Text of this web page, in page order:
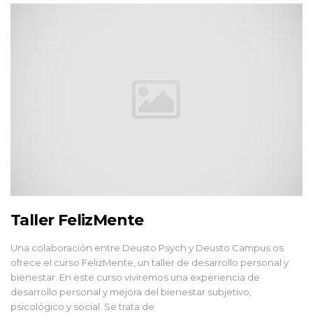
Taller FelizMente
Una colaboración entre Deusto Psych y Deusto Campus os
ofrece el curso FelizMente, un taller de desarrollo personal y
bienestar. En este curso viviremos una experiencia de
desarrollo personal y mejora del bienestar subjetivo,
psicológico y social. Se trata de